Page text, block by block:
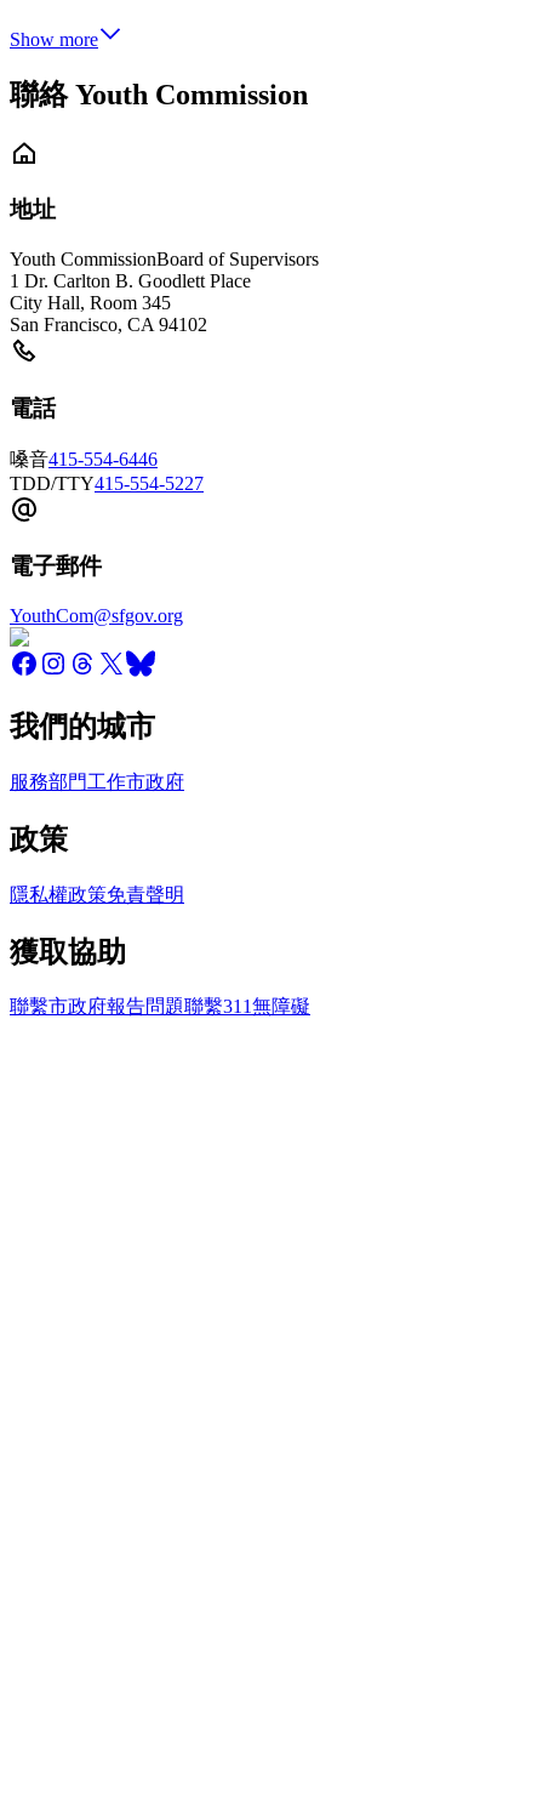
Show more
聯絡 Youth Commission
地址
Youth CommissionBoard of Supervisors
1 Dr. Carlton B. Goodlett Place
City Hall, Room 345
San Francisco, CA 94102
電話
嗓音415-554-6446
TDD/TTY415-554-5227
電子郵件
YouthCom@sfgov.org
我們的城市
服務部門工作市政府
政策
隱私權政策免責聲明
獲取協助
聯繫市政府報告問題聯繫311無障礙